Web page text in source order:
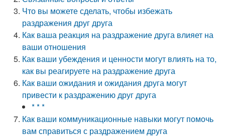
Что вы можете сделать, чтобы избежать
раздражения друг друга
Как ваша реакция на раздражение друга влияет на
ваши отношения
Как ваши убеждения и ценности могут влиять на то,
как вы реагируете на раздражение друга
Как ваши ожидания и ожидания друга могут
привести к раздражению друг друга
* * *
Как ваши коммуникационные навыки могут помочь
вам справиться с раздражением друга